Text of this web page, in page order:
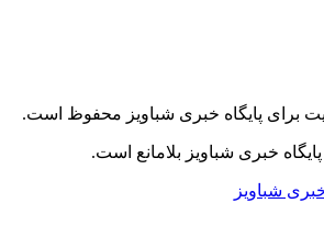
برای پایگاه خبری شباویز محفوظ است.
خبری شباویز بلامانع است.
خبری شباویز